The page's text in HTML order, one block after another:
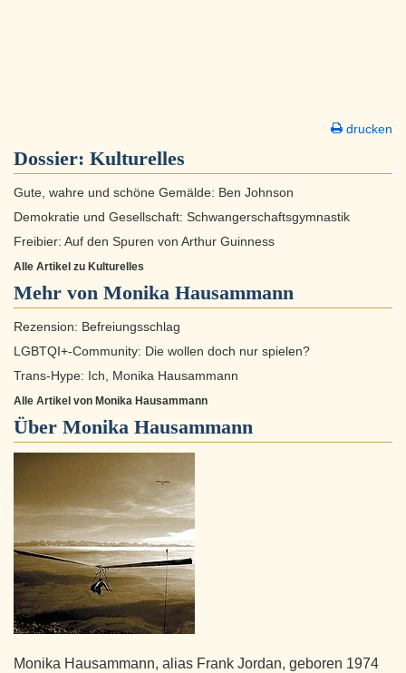
drucken
Dossier: Kulturelles
Gute, wahre und schöne Gemälde: Ben Johnson
Demokratie und Gesellschaft: Schwangerschaftsgymnastik
Freibier: Auf den Spuren von Arthur Guinness
Alle Artikel zu Kulturelles
Mehr von Monika Hausammann
Rezension: Befreiungsschlag
LGBTQI+-Community: Die wollen doch nur spielen?
Trans-Hype: Ich, Monika Hausammann
Alle Artikel von Monika Hausammann
Über Monika Hausammann
Monika Hausammann, alias Frank Jordan, geboren 1974